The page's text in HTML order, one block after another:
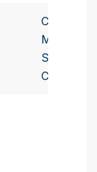
Colegio de
Médicos
Santa Fe